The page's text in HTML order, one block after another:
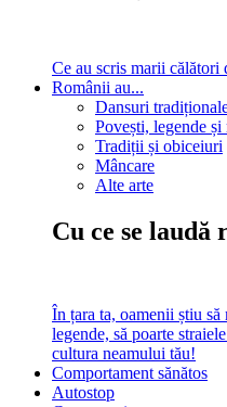
Ce au scris marii călători
Românii au...
Dansuri
Povești, legende și
Tradiții și obiceiuri
Mâncare
Alte arte
Cu ce se laudă
În țara ta, oamenii știu să
legende, să poarte
cultura neamului tău!
Comportament sănătos
Autostop